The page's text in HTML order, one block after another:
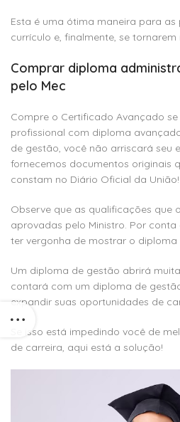
Esta é uma ótima maneira para as
currículo e, finalmente, se
Comprar diploma
pelo Mec
Compre o Certificado Avançado
profissional com diploma
de gestão, você não arriscará seu
fornecemos documentos originais
constam no Diário Oficial da União!
Observe que as qualificações que
aprovadas pelo Ministro. Por
ter vergonha de mostrar o
Um diploma de gestão abrirá
contará com um diploma de
expandir suas oportunidades de
Se isso está impedindo você de
de carreira, aqui está a solução!